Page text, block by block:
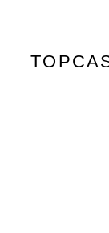
TOP